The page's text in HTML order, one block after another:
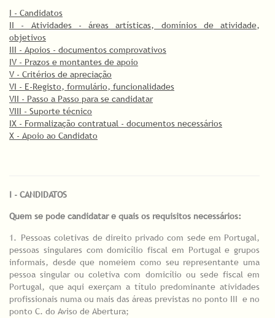
I - Candidatos
II - Atividades - áreas artísticas, domínios de atividade,
objetivos
III - Apoios - documentos comprovativos
IV - Prazos e montantes de apoio
V - Critérios de apreciação
VI - E-Registo, formulário, funcionalidades
VII - Passo a Passo para se candidatar
VIII - Suporte técnico
IX - Formalização contratual - documentos necessários
X - Apoio ao Candidato
I - CANDIDATOS
Quem se pode candidatar e quais os requisitos necessários:
1. Pessoas coletivas de direito privado com sede em Portugal,
pessoas singulares com domicílio fiscal em Portugal e grupos
informais, desde que nomeiem como seu representante uma
pessoa singular ou coletiva com domicílio ou sede fiscal em
Portugal, que aqui exerçam a título predominante atividades
profissionais numa ou mais das áreas previstas no ponto III e no
ponto C. do Aviso de Abertura;